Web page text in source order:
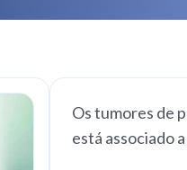
Os tumores de
está associado